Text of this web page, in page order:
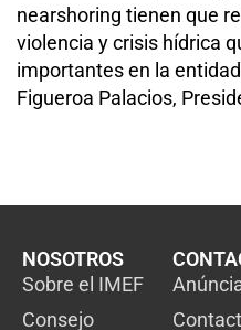
nearshoring tienen que
violencia y crisis hídrica
importantes en la
Figueroa Palacios,
NOSOTROS
Sobre el IMEF
Consejo